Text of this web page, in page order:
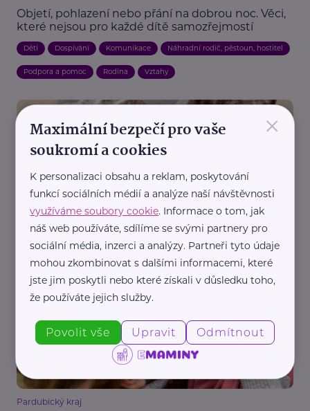
Objetí, pohlazení nebo přání na dobrou noc. Věci,
které nejsou pro každé dítě samozřejmostí
Děti Dospívání Komunikace Náhradní rodič, pěstoun, hostitel
Podpora a pomoc Rodina Vztahy
Redakce eMaminy.cz
Bábovkový den 2026: Sladká výzva jako
poděkování lidem s velkým srdcem
Aktuálně Děti Náhradní rodič, pěstoun, hostitel Rodina
Pardubický kraj
×
Maximální bezpečí pro vaše
soukromí a cookies
K personalizaci obsahu a reklam, poskytování
funkcí sociálních médií a analýze naší návštěvnosti
využíváme soubory cookie. Informace o tom, jak
náš web používáte, sdílíme se svými partnery pro
sociální média, inzerci a analýzy. Partneři tyto údaje
mohou zkombinovat s dalšími informacemi, které
jste jim poskytli nebo které získali v důsledku toho,
že používáte jejich služby.
Povolit vše Upravit Odmítnout